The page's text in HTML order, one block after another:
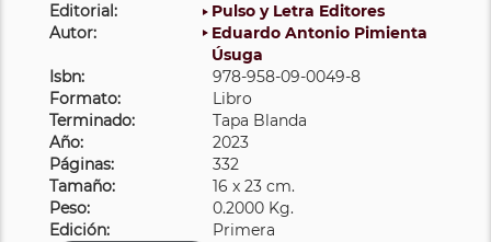
Editorial:
Pulso y Letra Editores
Autor:
Eduardo Antonio Pimienta
Úsuga
Isbn:
978-958-09-0049-8
Formato:
Libro
Terminado:
Tapa Blanda
Año:
2023
Páginas:
332
Tamaño:
16 x 23 cm.
Peso:
0.2000 Kg.
Edición:
Primera